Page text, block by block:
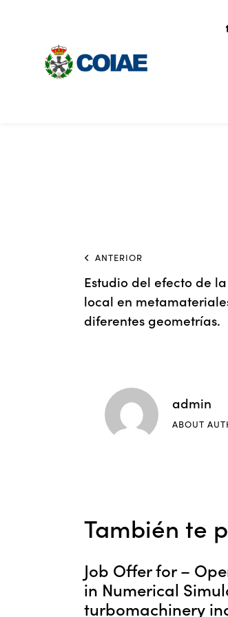
ANTERIOR
Estudio del efecto de
local en
diferentes geometrías.
admin
ABOUT
También te
Job Offer for –
in Numerical
turbomachinery